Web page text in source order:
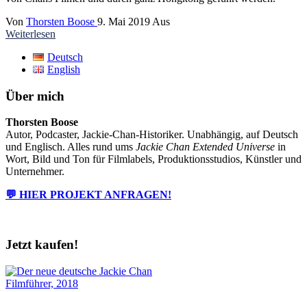
Von Thorsten Boose 9. Mai 2019 Aus
Weiterlesen
Deutsch
English
Über mich
Thorsten Boose
Autor, Podcaster, Jackie-Chan-Historiker. Unabhängig, auf Deutsch
und Englisch. Alles rund ums Jackie Chan Extended Universe in
Wort, Bild und Ton für Filmlabels, Produktionsstudios, Künstler und
Unternehmer.
💬 HIER PROJEKT ANFRAGEN!
Jetzt kaufen!